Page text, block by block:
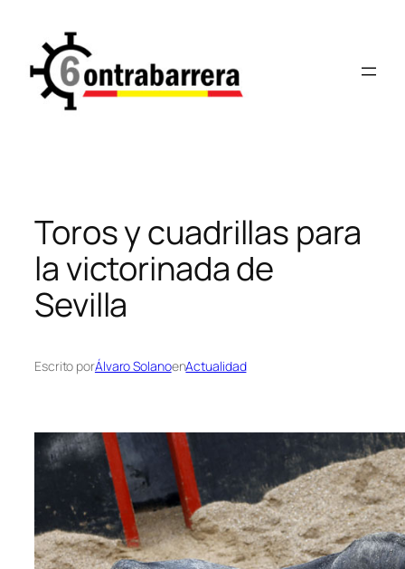
contenido
Toros y cuadrillas para
la victorinada de
Sevilla
Escrito porÁlvaro SolanoenActualidad